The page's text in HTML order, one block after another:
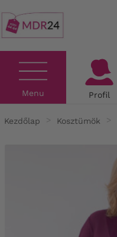
Menu Profil
Kezdőlap Kosztümök